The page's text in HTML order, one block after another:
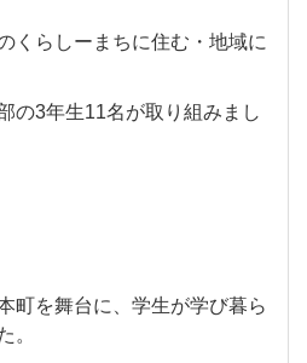
くらしーまちに住む・地域に
の3年生11名が取り組みまし
町を舞台に、学生が学び暮ら
。